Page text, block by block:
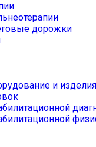
дорожки
и изделия